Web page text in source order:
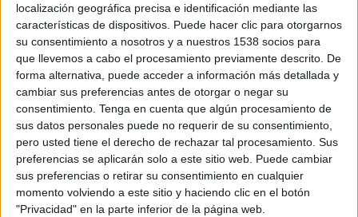
localización geográfica precisa e identificación mediante las
características de dispositivos. Puede hacer clic para otorgarnos
su consentimiento a nosotros y a nuestros 1538 socios para
que llevemos a cabo el procesamiento previamente descrito. De
forma alternativa, puede acceder a información más detallada y
cambiar sus preferencias antes de otorgar o negar su
consentimiento. Tenga en cuenta que algún procesamiento de
sus datos personales puede no requerir de su consentimiento,
pero usted tiene el derecho de rechazar tal procesamiento. Sus
preferencias se aplicarán solo a este sitio web. Puede cambiar
sus preferencias o retirar su consentimiento en cualquier
momento volviendo a este sitio y haciendo clic en el botón
"Privacidad" en la parte inferior de la página web.
comunicación. En 1989 dejó la dirección
comercial de Grupo 16 para unirse al equipo
fundacional de "El Mundo", donde actualmente es
responsable de todas las publicaciones que
conforman Unidad Editorial como director
generalen el área de publicidad.
Con la incorporación de Recoletos el Grupo
Unidad Editorial se convierte en un importante
grupo multimedia, con presencia en prensa,
radio, televisión e Internet posicionándose como
líder de la prensa escrita y digital en castellano.